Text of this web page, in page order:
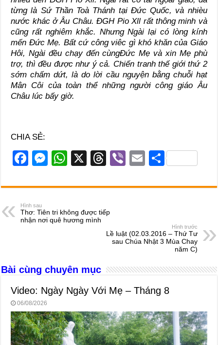
từng là Sứ Thần Toà Thánh tại Đức Quốc, và nhièu
nước khác ở Âu Châu. ĐGH Pio Xll rất thông minh và
cũng rất nghiêm khắc. Nhưng Ngài lại có lòng kính
mến Đức Mẹ. Bất cứ công viêc gì khó khăn của Giáo
Hôi, Ngài đều chạy đến cùngĐức Mẹ và xin Mẹ phù
trợ, thì đều được như ý cả. Chiến tranh thế giới thứ 2
sớm chấm dứt, là do lời cầu nguyện bằng chuỗi hạt
Mân Côi của toàn thể những người công giáo Âu
Châu lúc bấy giờ.
CHIA SẺ:
F
c
e
b
k
M
ss
n
W
at
A
X
T
e
d
s
Vi
er
E
ail
S
ar
Hình sau
Thơ: Tiên tri không được tiếp
nhận nơi quê hương mình
Hình trước
Lề luật (02.03.2016 – Thứ Tư
sau Chúa Nhật 3 Mùa Chay
năm C)
Bài cùng chuyên mục
Video: Ngày Ngày Với Mẹ – Tháng 8
06/08/2026